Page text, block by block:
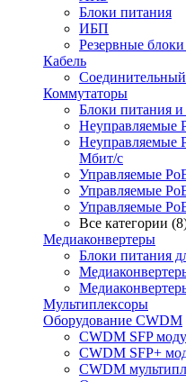
Блоки питания
ИБП
Резервные
Кабель
Соединительный
Коммутаторы
Блоки питания
Неуправляемые
Неуправляемые
Мбит/с
Управляемые
Управляемые
Управляемые
Все категории
Медиаконвертеры
Блоки питания
Мультиплексоры
Оборудование CWDM
CWDM SFP
CWDM SFP+
CWDM